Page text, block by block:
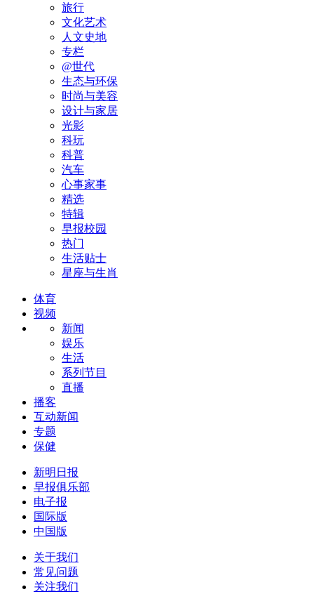
旅行
文化艺术
人文史地
专栏
@世代
生态与环保
时尚与美容
设计与家居
光影
科玩
科普
汽车
心事家事
精选
特辑
早报校园
热门
生活贴士
星座与生肖
体育
视频
新闻
娱乐
生活
系列节目
直播
播客
互动新闻
专题
保健
新明日报
早报俱乐部
电子报
国际版
中国版
关于我们
常见问题
关注我们